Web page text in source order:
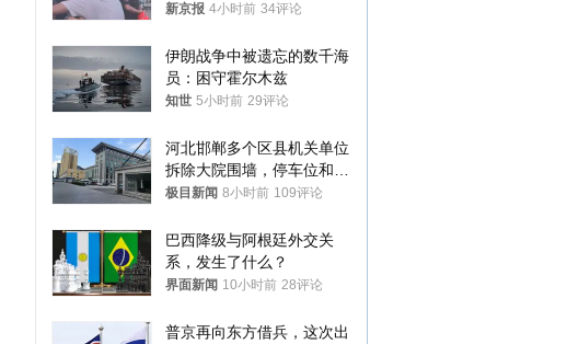
儿子先后被打捞上岸
新京报 4小时前 34评论
伊朗战争中被遗忘的数千海
员：困守霍尔木兹
知世 5小时前 29评论
河北邯郸多个区县机关单位
拆除大院围墙，停车位和厕
所免费开放，当地多部门回
极目新闻 8小时前 109评论
巴西降级与阿根廷外交关
系，发生了什么？
界面新闻 10小时前 28评论
普京再向东方借兵，这次出